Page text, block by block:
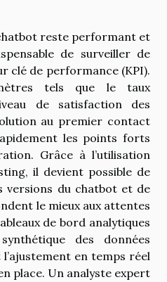
reste performant et
de surveiller de
clé de performance (KPI).
tels que le taux
de satisfaction des
au premier contact
les points forts
Grâce à l’utilisation
il devient possible de
versions du chatbot et de
le mieux aux attentes
de bord analytiques
des données
en temps réel
place. Un analyste expert